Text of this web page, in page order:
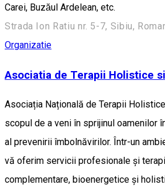
Carei, Buzăul Ardelean, etc.
Strada Ion Ratiu nr. 5-7, Sibiu,
Organizatie
Asociatia de Terapii Holistice
Asociația Națională de Terapii
scopul de a veni în sprijinul oamenilor
al prevenirii îmbolnăvirilor. Într-un
vă oferim servicii profesionale și
complementare, bioenergetice și